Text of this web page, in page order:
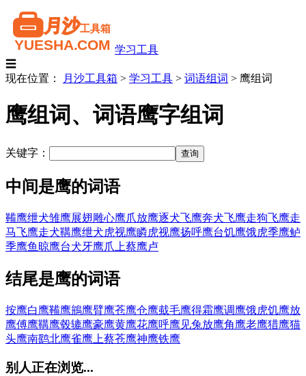
学习工具
☰
现在位置：
月沙工具箱 > 学习工具 > 词语组词 > 鹰组词
鹰组词、词语鹰字组词
关键字：
中间是鹰的词语
鞴鹰绁犬雏鹰展翅雕心鹰爪放鹰逐犬飞鹰奔犬飞鹰走狗飞鹰走
马飞鹰走犬鞲鹰绁犬虎视鹰瞵虎视鹰扬呼鹰台饥鹰饿虎季鹰鲈
季鹰鱼 晾鹰台犬牙鹰爪 上蔡鹰卢
结尾是鹰的词语
按鹰白鹰鞴鹰鴘鹰臂鹰苍鹰仓鹰蛓毛鹰得霜鹰调鹰饿虎饥鹰放
鹰傅鹰鞲鹰毂辘鹰豪鹰黄鹰花鹰呼鹰见兔放鹰角鹰老鹰猎鹰猫
头鹰南鹞北鹰雀鹰 上蔡苍鹰神鹰铁鹰
别人正在浏览...